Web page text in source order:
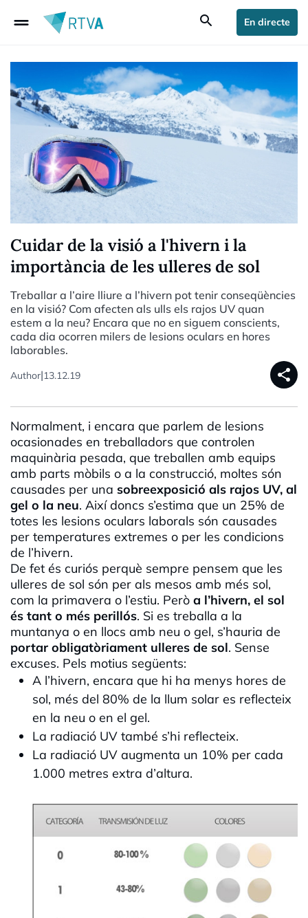
drag_handle search En directe
Cuidar de la visió a l'hivern i la
importància de les ulleres de sol
Treballar a l’aire lliure a l’hivern pot tenir conseqüències
en la visió? Com afecten als ulls els rajos UV quan
estem a la neu? Encara que no en siguem conscients,
cada dia ocorren milers de lesions oculars en hores
laborables.
Author|13.12.19 share
Normalment, i encara que parlem de lesions
ocasionades en treballadors que controlen
maquinària pesada, que treballen amb equips
amb parts mòbils o a la construcció, moltes són
causades per una sobreexposició als rajos UV, al
gel o la neu. Així doncs s’estima que un 25% de
totes les lesions oculars laborals són causades
per temperatures extremes o per les condicions
de l’hivern.
De fet és curiós perquè sempre pensem que les
ulleres de sol són per als mesos amb més sol,
com la primavera o l’estiu. Però a l’hivern, el sol
és tant o més perillós. Si es treballa a la
muntanya o en llocs amb neu o gel, s’hauria de
portar obligatòriament ulleres de sol. Sense
excuses. Pels motius següents:
A l’hivern, encara que hi ha menys hores de
sol, més del 80% de la llum solar es reflecteix
en la neu o en el gel.
La radiació UV també s’hi reflecteix.
La radiació UV augmenta un 10% per cada
1.000 metres extra d’altura.